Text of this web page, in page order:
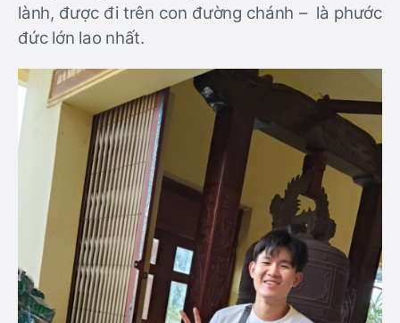
lành, được đi trên con đường chánh – là phước
đức lớn lao nhất.